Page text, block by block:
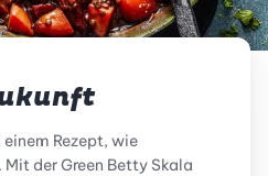
Rezept, wie
der Green Betty Skala